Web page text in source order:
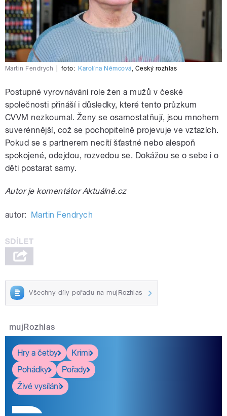
Martin Fendrych foto: Karolína Němcová Český rozhlas
Postupné vyrovnávání role žen a mužů v české
společnosti přináší i důsledky, které tento průzkum
CVVM nezkoumal. Ženy se osamostatňují, jsou mnohem
suverénnější, což se pochopitelně projevuje ve vztazích.
Pokud se s partnerem necítí šťastné nebo alespoň
spokojené, odejdou, rozvedou se. Dokážou se o sebe i o
děti postarat samy.
Autor je komentátor Aktuálně.cz
autor: Martin Fendrych
Všechny díly pořadu na mujRozhlas
mujRozhlas
Hry a četby
Krimi
Pohádky
Pořady
Živé vysílání